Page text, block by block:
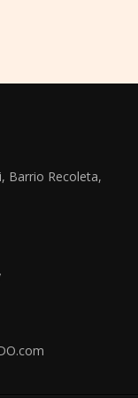
Barrio Recoleta,